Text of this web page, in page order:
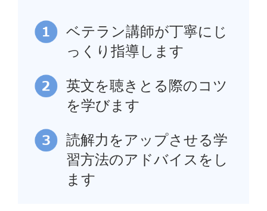
ベテラン講師が丁寧にじ
っくり指導します
英文を聴きとる際のコツ
を学びます
読解力をアップさせる学
習方法のアドバイスをし
ます